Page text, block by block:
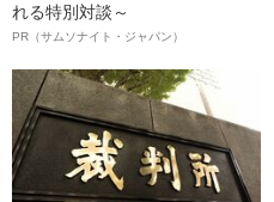
れる特別対談～
PR（サムソナイト・ジャパン）